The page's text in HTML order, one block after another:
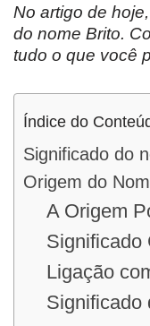
No artigo de
do nome Brito.
tudo o que você
Índice do
Significado do
Origem do
A Origem
Significado
Ligação
Significado